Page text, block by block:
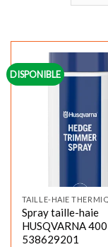
DISPONIBLE
TAILLE-HAIE
Spray taille-haie
HUSQVARNA
538629201